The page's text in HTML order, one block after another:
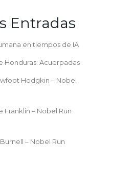
Entradas
en tiempos de IA
Honduras: Acuerpadas
Hodgkin – Nobel
Franklin – Nobel Run
– Nobel Run